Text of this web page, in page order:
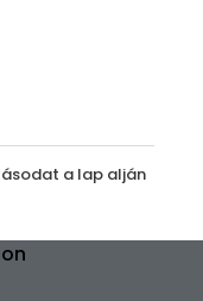
a lap alján